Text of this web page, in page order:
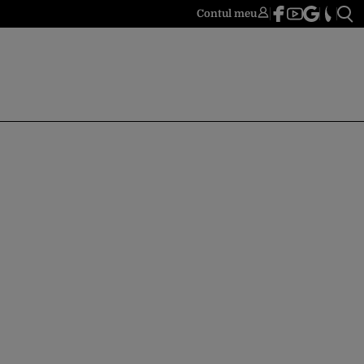
Contul meu